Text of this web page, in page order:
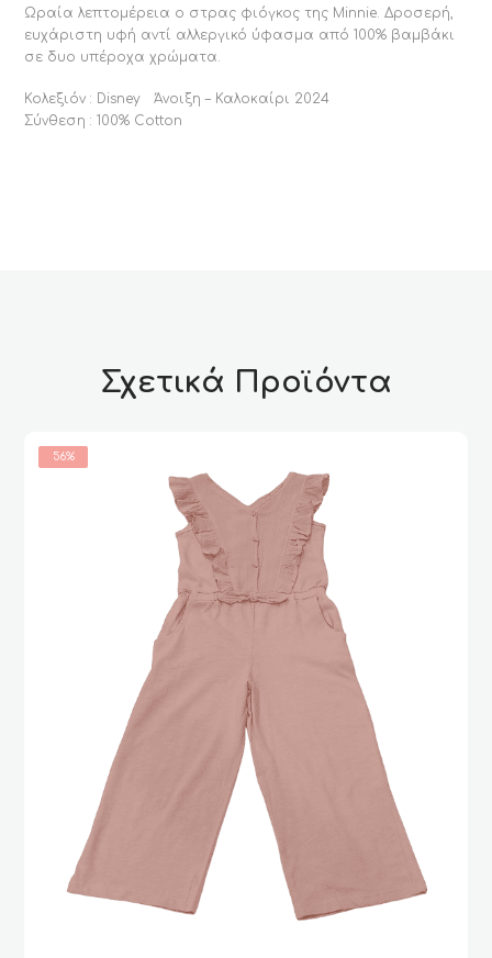
Ωραία λεπτομέρεια ο στρας φιόγκος της Minnie. Δροσερή,
ευχάριστη υφή αντί αλλεργικό ύφασμα από 100% βαμβάκι
σε δυο υπέροχα χρώματα.
Κολεξιόν : Disney Άνοιξη – Καλοκαίρι 2024
Σύνθεση : 100% Cotton
Σχετικά Προϊόντα
56%